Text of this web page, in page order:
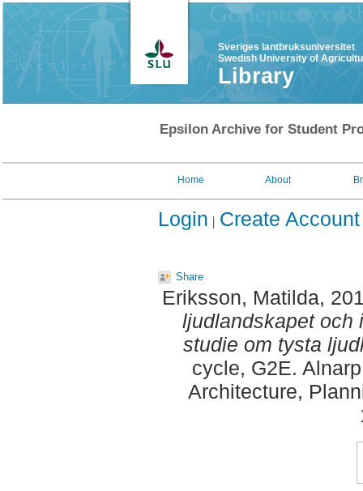
Sveriges lantbruksuniversitet
Swedish University of
Library
Epsilon Archive for Student
Home About
Login Create Account
Share
Eriksson, Matilda,
ljudlandskapet och
studie om tysta
cycle, G2E.
Architecture,